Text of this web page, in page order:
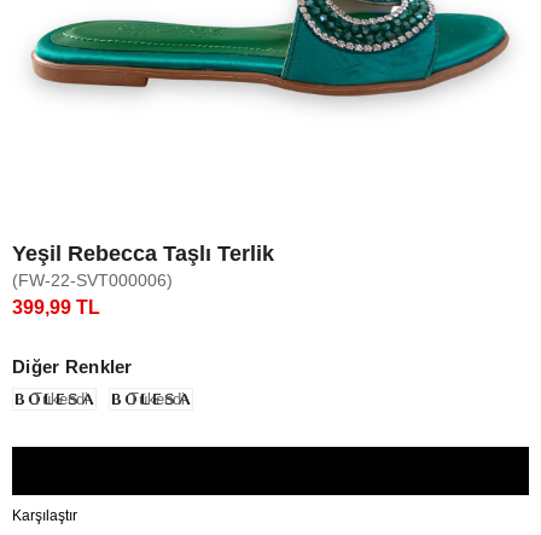
Yeşil Rebecca Taşlı Terlik
(FW-22-SVT000006)
399,99 TL
Diğer Renkler
Tükendi Tükendi
Karşılaştır